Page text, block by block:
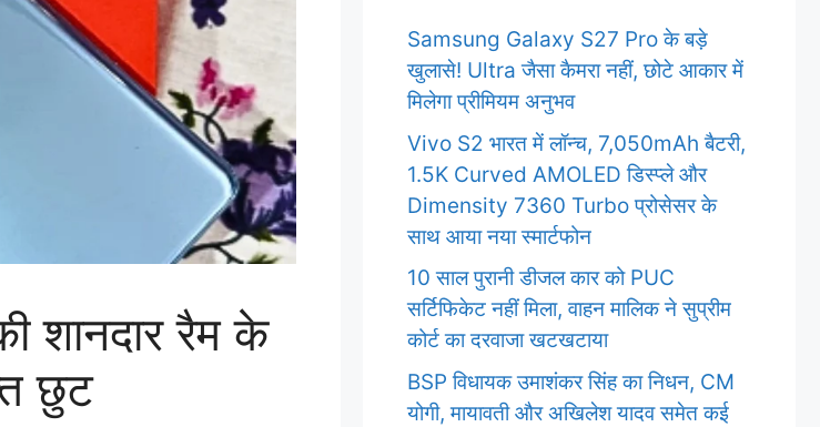
शानदार रैम के
छुट
Samsung Galaxy S27 Pro के बड़े
खुलासे! Ultra जैसा कैमरा नहीं, छोटे आकार में
मिलेगा प्रीमियम अनुभव
Vivo S2 भारत में लॉन्च, 7,050mAh बैटरी,
1.5K Curved AMOLED डिस्प्ले और
Dimensity 7360 Turbo प्रोसेसर के
साथ आया नया स्मार्टफोन
10 साल पुरानी डीजल कार को PUC
सर्टिफिकेट नहीं मिला, वाहन मालिक ने सुप्रीम
कोर्ट का दरवाजा खटखटाया
BSP विधायक उमाशंकर सिंह का निधन, CM
योगी, मायावती और अखिलेश यादव समेत कई